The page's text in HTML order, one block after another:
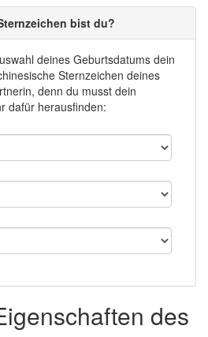
bist du?
deines Geburtsdatums dein
Sternzeichen deines
denn du musst dein
dafür herausfinden:
des